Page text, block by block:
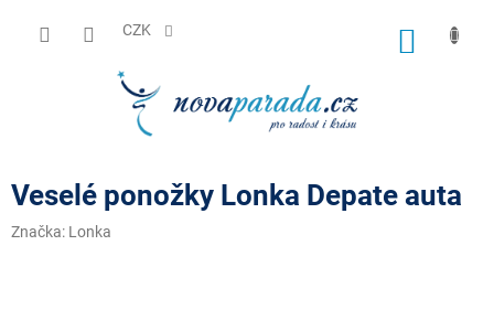
CZK
Veselé ponožky Lonka Depate auta
Značka: Lonka